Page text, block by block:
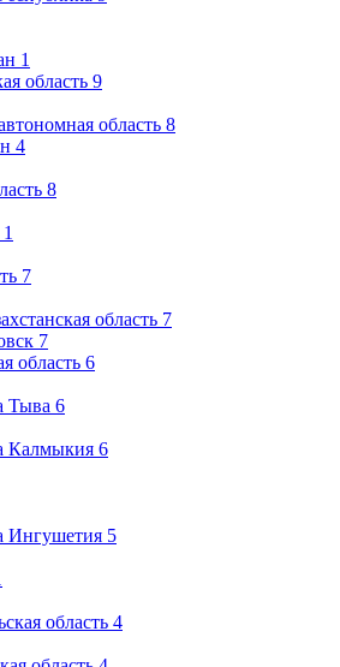
1
область 9
область 8
4
8
1
7
область 7
7
область 6
Тыва 6
Калмыкия 6
Ингушетия 5
область 4